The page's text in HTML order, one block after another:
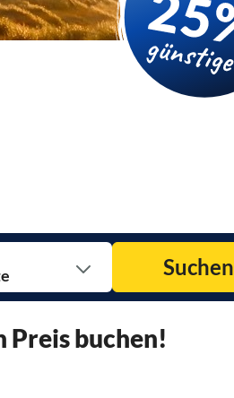
Suchen
Preis buchen!